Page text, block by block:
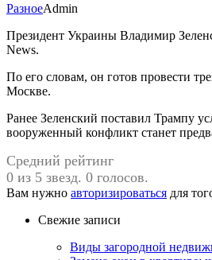
РазноеAdmin
Президент Украины Владимир
News.
По его словам, он готов провести
Москве.
Ранее Зеленский поставил Трампу
вооруженный конфликт станет
Средний рейтинг
0 из 5 звезд. 0 голосов.
Вам нужно авторизироваться для
Свежие записи
Виды загородной